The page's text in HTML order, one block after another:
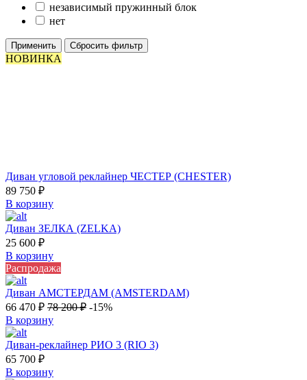
независимый пружинный блок
нет
Применить Сбросить фильтр
НОВИНКА
Диван угловой реклайнер ЧЕСТЕР (CHESTER)
89 750 ₽
В корзину
Диван ЗЕЛКА (ZELKA)
25 600 ₽
В корзину
Распродажа
Диван АМСТЕРДАМ (AMSTERDAM)
66 470 ₽ 78 200₽ -15%
В корзину
Диван-реклайнер РИО 3 (RIO 3)
65 700 ₽
В корзину